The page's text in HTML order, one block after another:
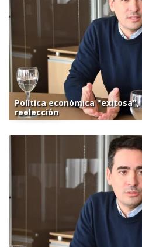
Política económica
reelección